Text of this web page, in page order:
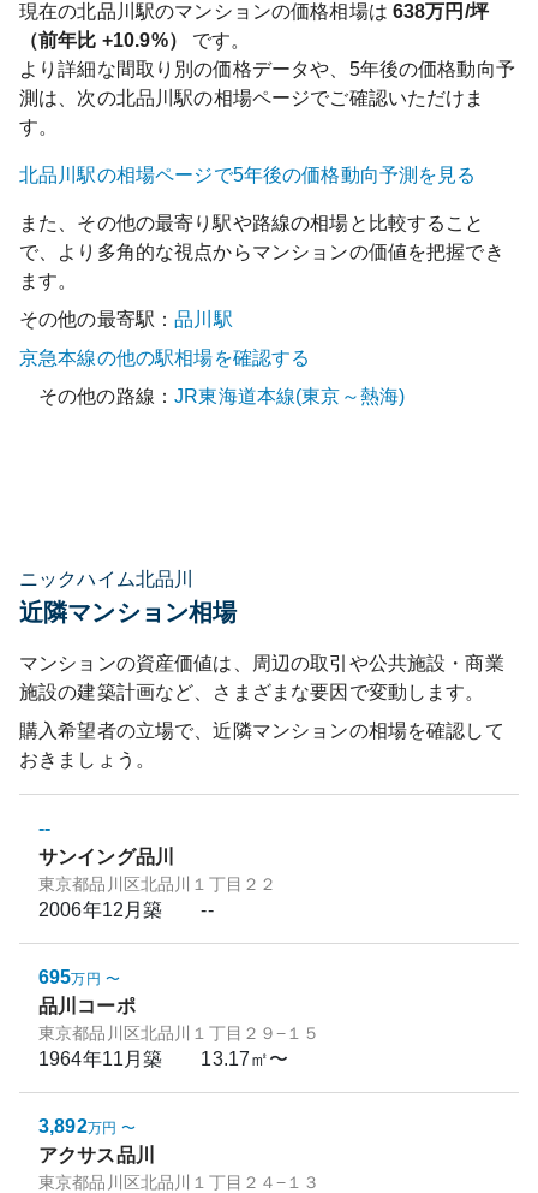
現在の北品川 駅のマンションの価格相場は 638万円/坪
（前年比 +10.9%）
です。
より詳細な間取り別の価格データや、5年後の価格動向予
測は、次の北品川駅の相場ページでご確認いただけま
す。
北品川駅の相場ページで5年後の価格動向予測を見る
また、その他の最寄り駅や路線の相場と比較すること
で、より多角的な視点からマンションの価値を把握でき
ます。
その他の最寄駅：品川 駅
京急本線の他の駅相場を確認する
その他の路線：JR東海道本線(東京～熱海)
ニックハイム北品川
近隣マンション相場
マンションの資産価値は、周辺の取引や公共施設・商業
施設の建築計画など、さまざまな要因で変動します。
購入希望者の立場で、近隣マンションの相場を確認して
おきましょう。
--
サンイング品川
東京都品川区北品川１丁目２２
2006年12月築 --
695万円 〜
品川コーポ
東京都品川区北品川１丁目２９−１５
1964年11月築 13.17㎡〜
3,892万円 〜
アクサス品川
東京都品川区北品川１丁目２４−１３